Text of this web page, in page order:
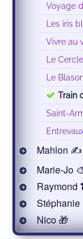
Voyage
Les iris
Vivre au
Le Cercle
Le
Train
Saint-
Mahlon ✍
Marie-Jo
Raymond
Stéphanie
Nico 🎁